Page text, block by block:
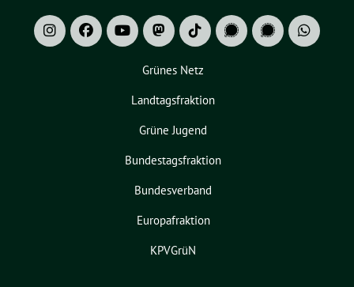
Grünes Netz
Landtagsfraktion
Grüne Jugend
Bundestagsfraktion
Bundesverband
Europafraktion
KPVGrüN